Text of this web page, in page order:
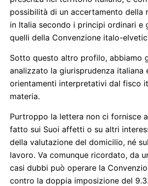
possibilità di un accertamento della
in Italia secondo i principi ordinari e
quelli della Convenzione italo-
Sotto questo altro profilo, abbiamo
analizzato la giurisprudenza italiana
orientamenti interpretativi dal fisco
materia.
Purtroppo la lettera non ci fornisce
fatto sui Suoi affetti o su altri
della valutazione del domicilio, né
lavoro. Va comunque ricordato, da
casi dubbi può operare la
contro la doppia imposizione del